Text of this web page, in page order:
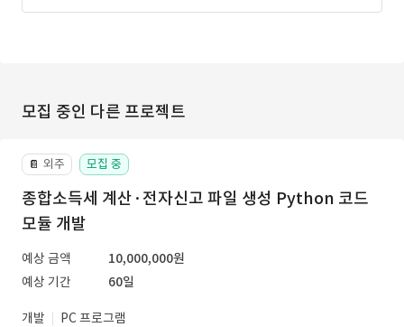
모집 중인 다른 프로젝트
📔 외주 모집 중
종합소득세 계산·전자신고 파일 생성 Python 코드
모듈 개발
예상 금액
10,000,000원
예상 기간
60일
개발
PC 프로그램